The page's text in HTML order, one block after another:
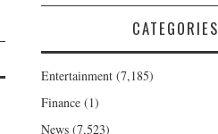
CATEGORIES
Entertainment (7,185)
Finance (1)
News (7,523)